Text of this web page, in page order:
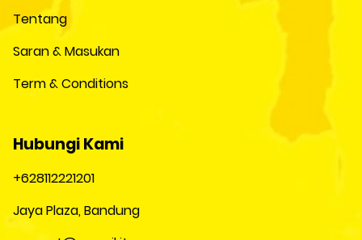
Tentang
Saran & Masukan
Term & Conditions
Hubungi Kami
+628112221201
Jaya Plaza, Bandung